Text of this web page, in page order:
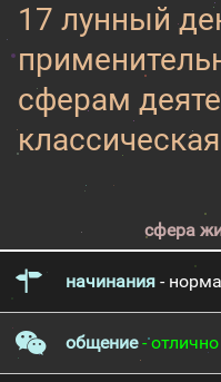
17 лунный
сферам
сфера
начинания - норма
общение- отлично